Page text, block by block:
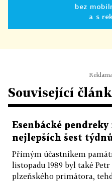
bez
a s
Související
Esenbácké
nejlepších šest
Přímým účastníkem
listopadu 1989 byl také
plzeňského primátora,